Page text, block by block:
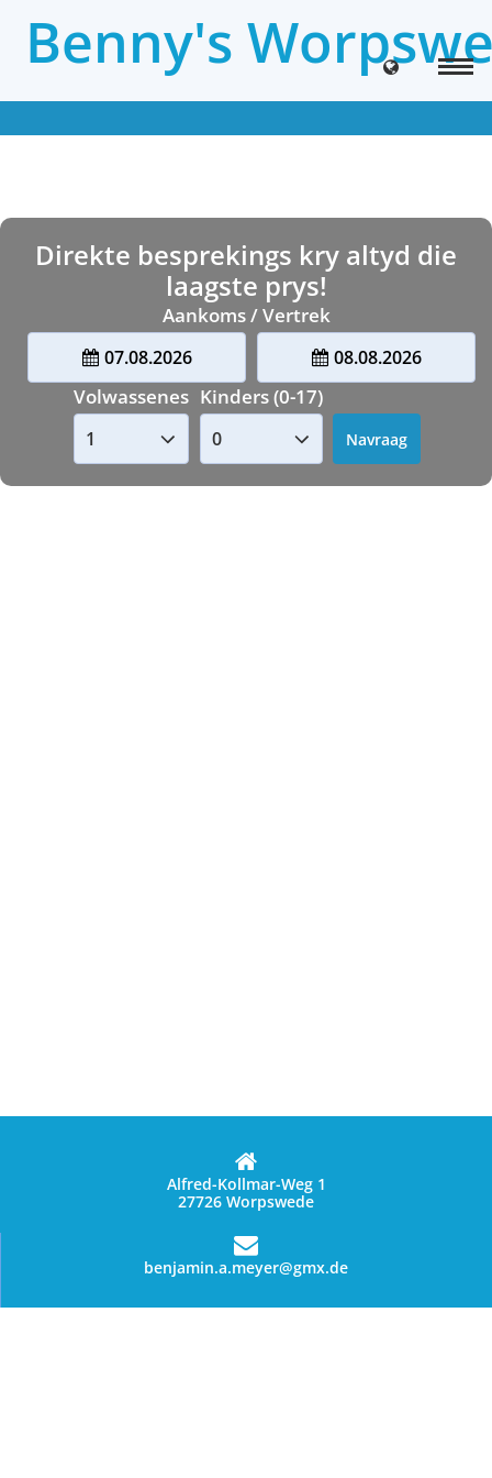
Benny's
Direkte besprekings kry altyd die
laagste prys!
Aankoms / Vertrek
07.08.2026 08.08.2026
Volwassenes Kinders (0-17)
Alfred-Kollmar-Weg 1
27726 Worpswede
benjamin.a.meyer@gmx.de